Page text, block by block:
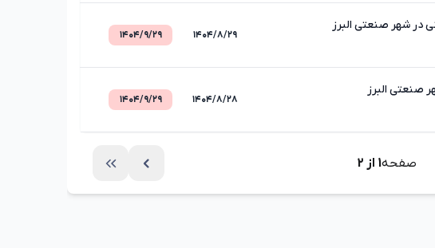
در شهر صنعتی البرز
۱۴۰۴/۸/۲۹ ۱۴۰۴/۹/۲۹
صنعتی البرز
۱۴۰۴/۸/۲۸ ۱۴۰۴/۹/۲۹
صفحه1 از 2